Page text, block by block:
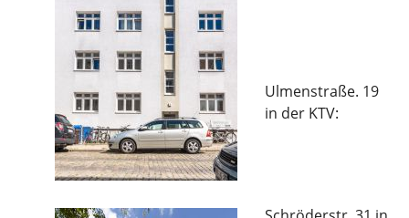
Ulmenstraße. 19
in der KTV: